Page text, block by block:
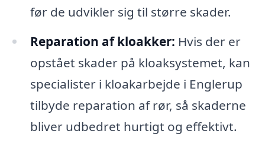
før de udvikler sig til større skader.
Reparation af kloakker: Hvis der er
opstået skader på kloaksystemet, kan
specialister i kloakarbejde i Englerup
tilbyde reparation af rør, så skaderne
bliver udbedret hurtigt og effektivt.